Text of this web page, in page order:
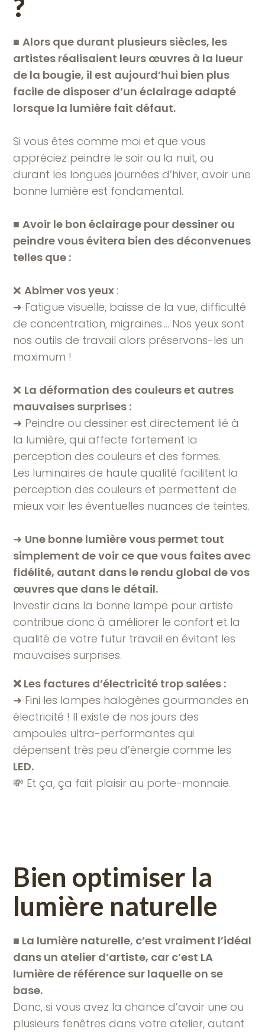
?
■Alors que durant plusieurs siècles, les
artistes réalisaient leurs œuvres à la lueur
de la bougie, il est aujourd’hui bien plus
facile de disposer d’un éclairage adapté
lorsque la lumière fait défaut.
Si vous êtes comme moi et que vous
appréciez peindre le soir ou la nuit, ou
durant les longues journées d’hiver, avoir une
bonne lumière est fondamental.
■Avoir le bon éclairage pour dessiner ou
peindre vous évitera bien des déconvenues
telles que :
❌Abimer vos yeux :
➜ Fatigue visuelle, baisse de la vue, difficulté
de concentration, migraines…. Nos yeux sont
nos outils de travail alors préservons-les un
maximum !
❌ La déformation des couleurs et autres
mauvaises surprises :
➜ Peindre ou dessiner est directement lié à
la lumière, qui affecte fortement la
perception des couleurs et des formes.
Les luminaires de haute qualité facilitent la
perception des couleurs et permettent de
mieux voir les éventuelles nuances de teintes.
➜ Une bonne lumière vous permet tout
simplement de voir ce que vous faites avec
fidélité, autant dans le rendu global de vos
œuvres que dans le détail.
Investir dans la bonne lampe pour artiste
contribue donc à améliorer le confort et la
qualité de votre futur travail en évitant les
mauvaises surprises.
❌ Les factures d’électricité trop salées :
➜ Fini les lampes halogènes gourmandes en
électricité ! Il existe de nos jours des
ampoules ultra-performantes qui
dépensent très peu d’énergie comme les
LED.
💸 Et ça, ça fait plaisir au porte-monnaie.
Bien optimiser la
lumière naturelle
■ La lumière naturelle, c’est vraiment l’idéal
dans un atelier d’artiste, car c’est LA
lumière de référence sur laquelle on se
base.
Donc, si vous avez la chance d’avoir une ou
plusieurs fenêtres dans votre atelier, autant